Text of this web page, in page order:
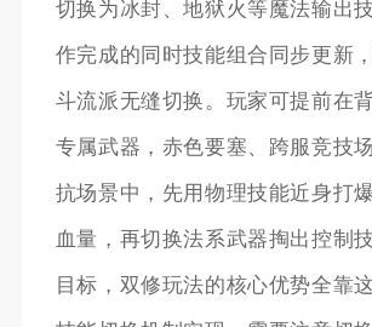
切换为冰封、地狱火等魔法输出
作完成的同时技能组合同步更新
斗流派无缝切换。玩家可提前在
专属武器，赤色要塞、跨服竞技
抗场景中，先用物理技能近身打
血量，再切换法系武器掏出控制
目标，双修玩法的核心优势全靠